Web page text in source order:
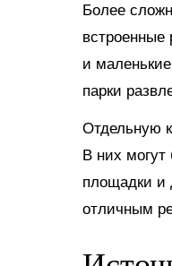
Более
встроенные
и
парки
Отдельную
В них
площадки и
отличным